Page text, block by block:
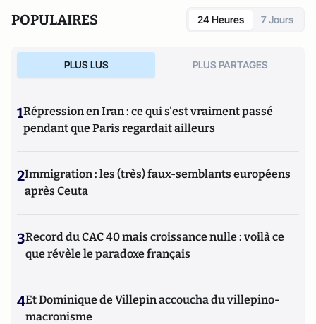
POPULAIRES 24 Heures 7 Jours
PLUS LUS PLUS PARTAGES
1Répression en Iran : ce qui s'est vraiment passé
pendant que Paris regardait ailleurs
2Immigration : les (très) faux-semblants européens
après Ceuta
3Record du CAC 40 mais croissance nulle : voilà ce
que révèle le paradoxe français
4Et Dominique de Villepin accoucha du villepino-
macronisme